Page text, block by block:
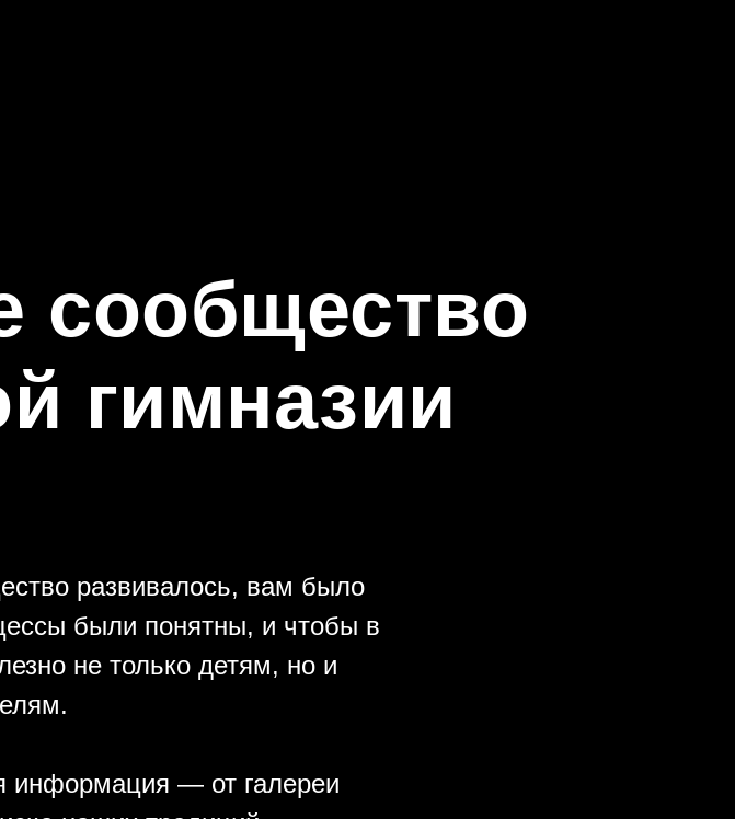
сообщество
гимназии
развивалось, вам было
были понятны, и чтобы в
не только детям, но и
информация — от галереи